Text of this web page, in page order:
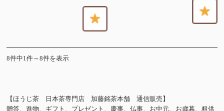
8件中1件～8件を表示
【ほうじ茶 日本茶専門店 加藤銘茶本舗 通信販売】
贈答、進物、ギフト、プレゼント、慶事、仏事、お中元、お歳暮、粗供